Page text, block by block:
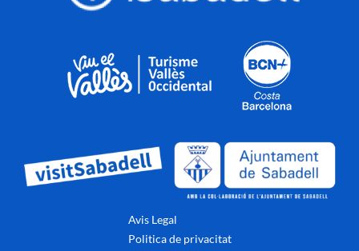
Avis Legal
Politica de privacitat